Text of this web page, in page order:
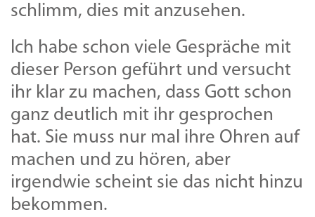
schlimm, dies mit anzusehen.
Ich habe schon viele Gespräche mit
dieser Person geführt und versucht
ihr klar zu machen, dass Gott schon
ganz deutlich mit ihr gesprochen
hat. Sie muss nur mal ihre Ohren auf
machen und zu hören, aber
irgendwie scheint sie das nicht hinzu
bekommen.